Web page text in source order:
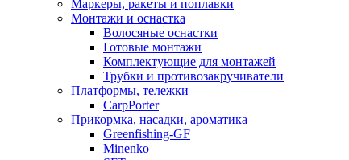
Маркеры, ракеты и поплавки
Монтажи и оснастка
Волосяные оснастки
Готовые монтажи
Комплектующие для монтажей
Трубки и противозакручиватели
Платформы, тележки
CarpPorter
Прикормка, насадки, ароматика
Greenfishing-GF
Minenko